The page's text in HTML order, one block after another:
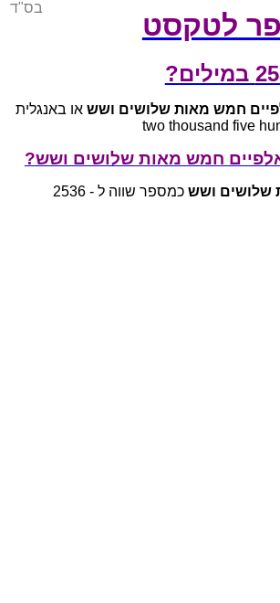
לטקסט
בס"ד
חמש מאות שלושים ושש או באנגלית
two thousand five
חמש מאות שלושים ושש?
שלושים ושש כמספר שווה ל - 2536